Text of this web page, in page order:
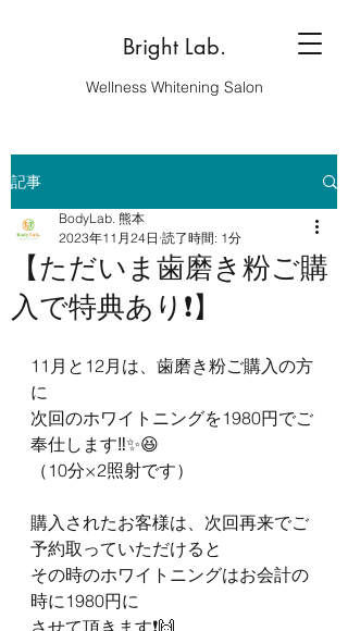
Bright Lab.
Wellness Whitening Salon
記事
【ただいま歯磨き粉ご購
入で特典あり❗️】
BodyLab. 熊本
2023年11月24日 読了時間: 1分
11月と12月は、歯磨き粉ご購入の方
に
次回のホワイトニングを1980円でご
奉仕します‼️✨😆
（10分×2照射です）
購入されたお客様は、次回再来でご
予約取っていただけると
その時のホワイトニングはお会計の
時に1980円に
させて頂きます❗️🙌